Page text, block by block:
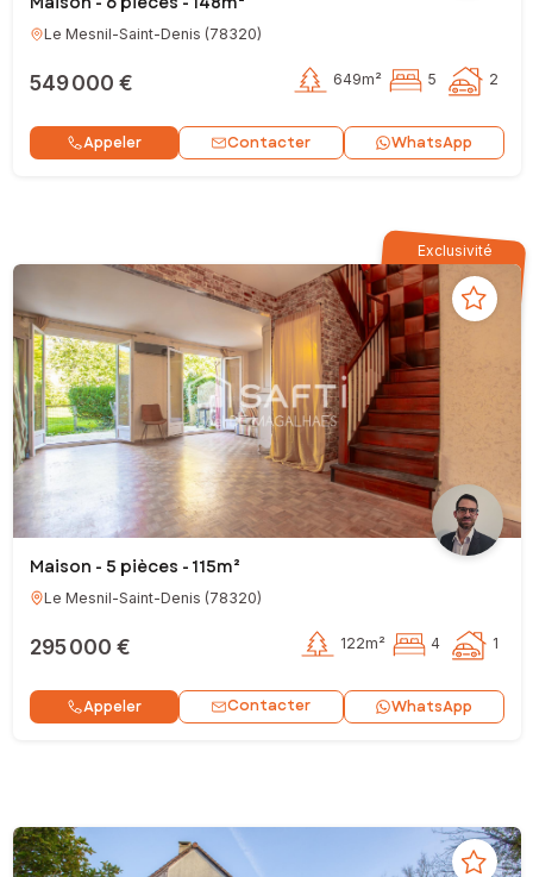
Le Mesnil-Saint-Denis (78320)
549 000 € 649m² 5 2
Appeler Contacter WhatsApp
Exclusivité
Maison - 5 pièces - 115m²
Le Mesnil-Saint-Denis (78320)
295 000 € 122m² 4 1
Appeler Contacter WhatsApp